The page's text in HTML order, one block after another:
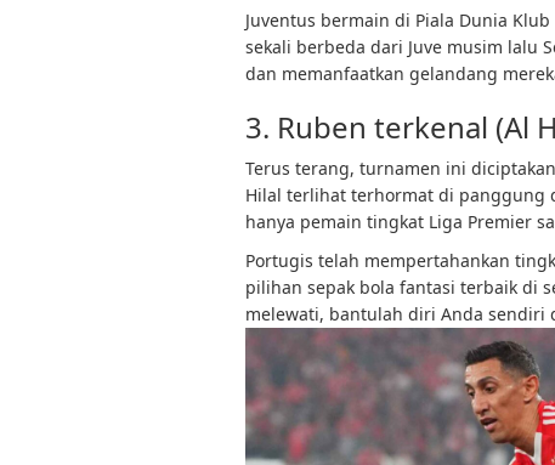
Juventus bermain di Piala Dunia
sekali berbeda dari Juve musim lalu
dan memanfaatkan gelandang
3. Ruben terkenal (Al
Terus terang, turnamen ini
Hilal terlihat terhormat di panggung
hanya pemain tingkat Liga Premier
Portugis telah mempertahankan
pilihan sepak bola fantasi terbaik di
melewati, bantulah diri Anda sendiri